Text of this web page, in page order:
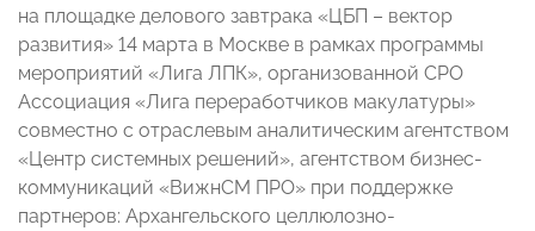
на площадке делового завтрака «ЦБП – вектор
развития» 14 марта в Москве в рамках программы
мероприятий «Лига ЛПК», организованной СРО
Ассоциация «Лига переработчиков макулатуры»
совместно с отраслевым аналитическим агентством
«Центр системных решений», агентством бизнес-
коммуникаций «ВижнСМ ПРО» при поддержке
партнеров: Архангельского целлюлозно-